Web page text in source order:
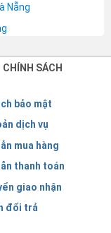
Nẵng
CHÍNH SÁCH
bảo mật
dịch vụ
mua hàng
thanh toán
giao nhận
đổi trả